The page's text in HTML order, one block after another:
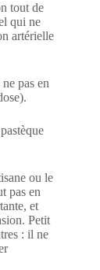
tout de
qui ne
artérielle
pas en
ou le
pas en
et
Petit
: il ne